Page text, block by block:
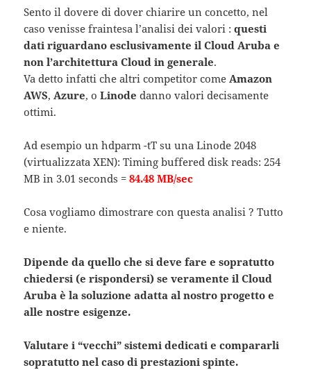
Sento il dovere di dover chiarire un concetto, nel
caso venisse fraintesa l’analisi dei valori :questi
dati riguardano esclusivamente il Cloud Aruba e
non l’architettura Cloud in generale.
Va detto infatti che altri competitor comeAmazon
AWS,Azure, oLinode danno valori decisamente
ottimi.
Ad esempio un hdparm -tT su una Linode 2048
(virtualizzata XEN): Timing buffered disk reads: 254
MB in 3.01 seconds =84.48 MB/sec
Cosa vogliamo dimostrare con questa analisi ? Tutto
e niente.
Dipende da quello che si deve fare e sopratutto
chiedersi (e rispondersi) se veramente il Cloud
Aruba è la soluzione adatta al nostro progetto e
alle nostre esigenze.
Valutare i “vecchi” sistemi dedicati e compararli
sopratutto nel caso di prestazioni spinte.